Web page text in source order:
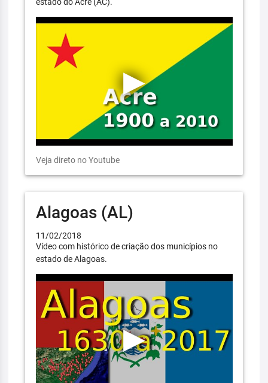
Veja direto no Youtube
Alagoas (AL)
11/02/2018
Vídeo com histórico de criação dos municípios no
estado de Alagoas.